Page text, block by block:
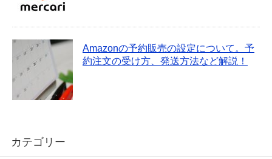
Amazonの予約販売の設定について。予
約注文の受け方、発送方法など解説！
カテゴリー